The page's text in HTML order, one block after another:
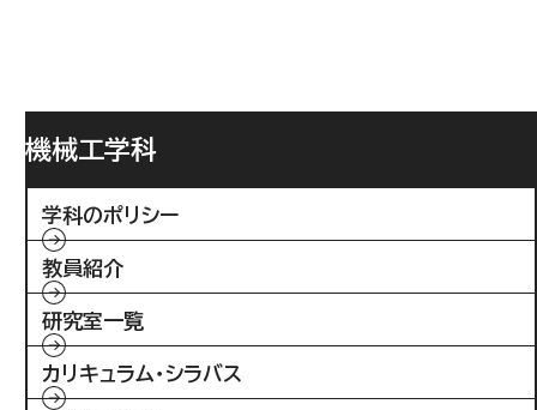
機械工学科
学科のポリシー
教員紹介
研究室一覧
カリキュラム・シラバス